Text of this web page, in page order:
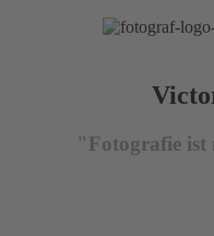
"Fotografie ist